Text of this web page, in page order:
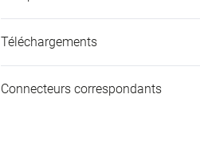
Téléchargements
Connecteurs correspondants